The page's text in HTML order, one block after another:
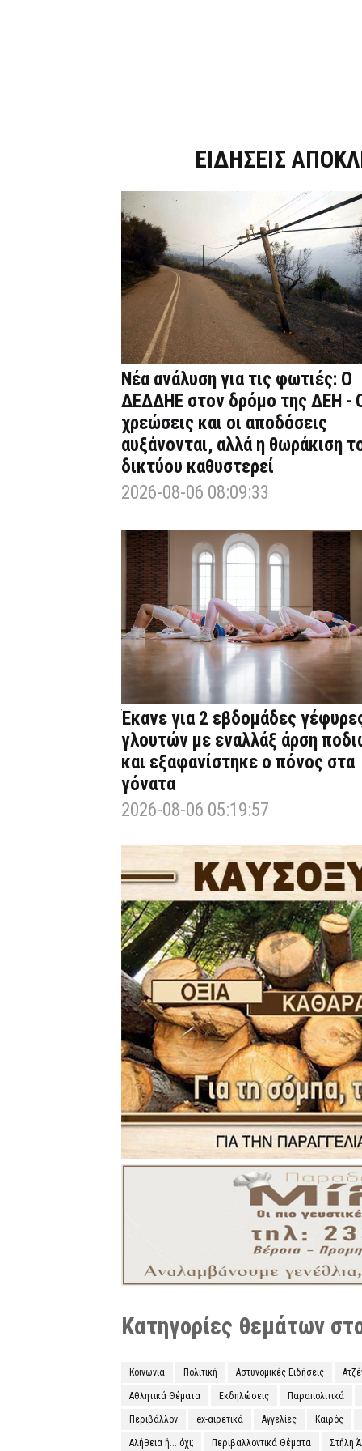
ΕΙΔΗΣΕΙΣ
Νέα ανάλυση για τις φωτιές: Ο
ΔΕΔΔΗΕ στον δρόμο της ΔΕΗ -
χρεώσεις και οι αποδόσεις
αυξάνονται, αλλά η θωράκιση
δικτύου καθυστερεί
2026-08-06 08:09:33
Έκανε για 2 εβδομάδες
γλουτών με εναλλάξ άρση
και εξαφανίστηκε ο πόνος στα
γόνατα
2026-08-06 05:19:57
Κατηγορίες θεμάτων
Κοινωνία Πολιτική Αστυνομικές Ειδήσεις
Αθλητικά Θέματα Εκδηλώσεις Παραπολιτικά
Περιβάλλον ex-αιρετικά Αγγελίες Καιρός
Αλήθεια ή... όχι; Περιβαλλοντικά Θέματα Στήλη